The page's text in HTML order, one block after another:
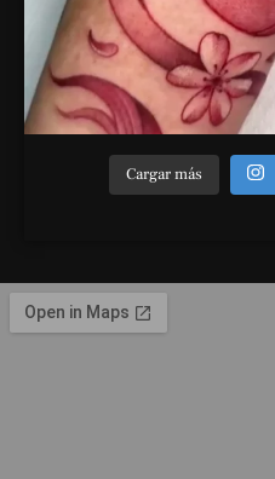
Cargar más